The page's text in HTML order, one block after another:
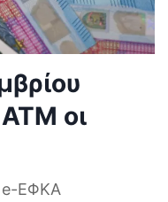
οι
e-ΕΦΚΑ